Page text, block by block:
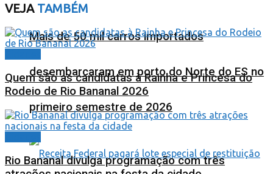
Mais de 50 mil carros importados
desembarcaram em porto do Norte do ES no
primeiro semestre de 2026
VEJATAMBÉM
Quem são as candidatas à Rainha e Princesa do
Rodeio de Rio Bananal 2026
Rio Bananal divulga programação com três